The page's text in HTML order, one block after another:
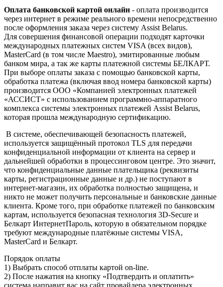
Оплата банковской картой онлайн - оплата производится
через интернет в режиме реального времени непосредственно
после оформления заказа через систему Assist Belarus.
Для совершения финансовой операции подходят карточки
международных платежных систем VISA (всех видов),
MasterCard (в том числе Maestro), эмитированные любым
банком мира, а так же карты платежной системы БЕЛКАРТ.
При выборе оплаты заказа с помощью банковской карты,
обработка платежа (включая ввод номера банковской карты)
производится ООО «Компанией электронных платежей
«АССИСТ» с использованием программно-аппаратного
комплекса системы электронных платежей Assist Belarus,
которая прошла международную сертификацию.
В системе, обеспечивающей безопасность платежей,
используется защищённый протокол TLS для передачи
конфиденциальной информации от клиента на сервер и
дальнейшей обработки в процессинговом центре. Это значит,
что конфиденциальные данные плательщика (реквизиты
карты, регистрационные данные и др.) не поступают в
интернет-магазин, их обработка полностью защищена, и
никто не может получить персональные и банковские данные
клиента. Кроме того, при обработке платежей по банковским
картам, используется безопасная технология 3D-Secure и
Белкарт ИнтернетПароль, которую в обязательном порядке
требуют международные платёжные системы VISA,
MasterCard и Белкарт.
Порядок оплаты
1) Выбрать способ отплаты картой on-line.
2) После нажатия на кнопку «Подтвердить и оплатить»
система направит вас на сайт провайдера электронных